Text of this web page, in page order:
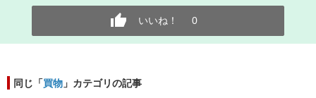
いいね！ 0
同じ「買物 」カテゴリの記事